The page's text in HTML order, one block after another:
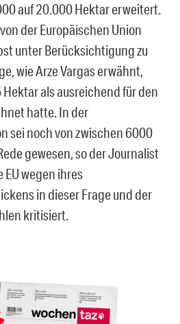
auf 20.000 Hektar erweitert.
der Europäischen Union
unter Berücksichtigung zu
wie Arze Vargas erwähnt,
als ausreichend für den
hatte. In der
sei noch von zwischen 6000
gewesen, so der Journalist
EU wegen ihres
in dieser Frage und der
kritisiert.